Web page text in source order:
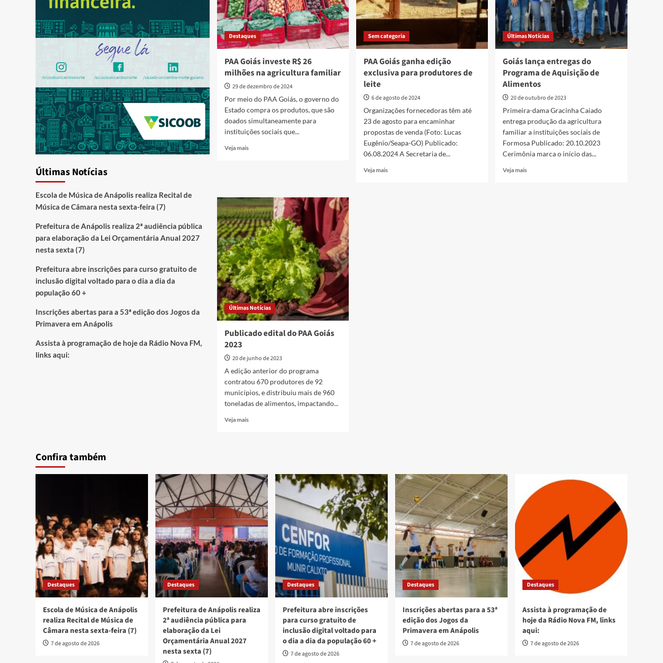
Destaques
PAA Goiás investe R$ 26
milhões na agricultura familiar
29 de dezembro de 2024
Por meio do PAA Goiás, o governo do
Estado compra os produtos, que são
doados simultaneamente para
instituições sociais que...
Veja maisRead
R$
26
milhões
na
agricultura
familiar
Sem categoria
PAA Goiás ganha edição
exclusiva para produtores de
leite
6 de agosto de 2024
Organizações fornecedoras têm até
23 de agosto para encaminhar
propostas de venda (Foto: Lucas
Eugênio/Seapa-GO) Publicado:
06.08.2024 A Secretaria de...
Veja maisRead
Últimas Notícias
Goiás lança entregas do
Programa de Aquisição de
Alimentos
20 de outubro de 2023
Primeira-dama Gracinha Caiado
entrega produção da agricultura
familiar a instituições sociais de
Formosa Publicado: 20.10.2023
Cerimônia marca o início das...
Veja maisRead
Últimas Notícias
Publicado edital do PAA Goiás
2023
20 de junho de 2023
A edição anterior do programa
contratou 670 produtores de 92
municípios, e distribuiu mais de 960
toneladas de alimentos, impactando...
Veja maisRead
PAA
Goiás
2023
Últimas Notícias
Escola de Música de Anápolis realiza Recital de
Música de Câmara nesta sexta-feira (7)
Prefeitura de Anápolis realiza 2ª audiência pública
para elaboração da Lei Orçamentária Anual 2027
nesta sexta (7)
Prefeitura abre inscrições para curso gratuito de
inclusão digital voltado para o dia a dia da
população 60 +
Inscrições abertas para a 53ª edição dos Jogos da
Primavera em Anápolis
Assista à programação de hoje da Rádio Nova FM,
links aqui:
Confira também
Destaques
Escola de Música de Anápolis
realiza Recital de Música de
Câmara nesta sexta-feira (7)
7 de agosto de 2026
Destaques
Prefeitura de Anápolis realiza
2ª audiência pública para
elaboração da Lei
Orçamentária Anual 2027
nesta sexta (7)
Destaques
Prefeitura abre inscrições
para curso gratuito de
inclusão digital voltado para
o dia a dia da população 60 +
7 de agosto de 2026
Destaques
Inscrições abertas para a 53ª
edição dos Jogos da
Primavera em Anápolis
7 de agosto de 2026
Destaques
Assista à programação de
hoje da Rádio Nova FM, links
aqui:
7 de agosto de 2026